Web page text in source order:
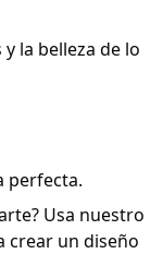
la belleza de lo
perfecta.
Usa nuestro
crear un diseño